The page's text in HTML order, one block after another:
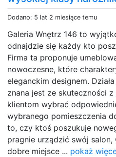
Dodano: 5 lat 2 miesiące temu
Galeria Wnętrz 146 to
odnajdzie się każdy kto
Firma ta proponuje
nowoczesne, które
eleganckim designem.
znana jest ze skuteczności
klientom wybrać
wybranego pomieszczenia
to, czy ktoś poszukuje
pragnie urządzić swój salon,
dobre miejsce ... pokaż